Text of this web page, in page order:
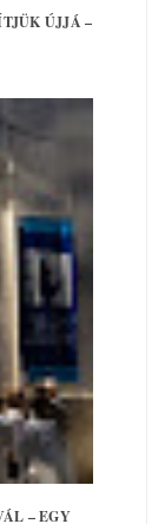
ÚJJÁ –
– EGY